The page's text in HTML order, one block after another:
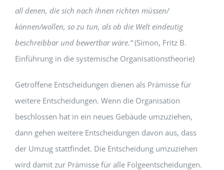
all denen, die sich nach ihnen richten müssen/
können/wollen, so zu tun, als ob die Welt eindeutig
beschreibbar und bewertbar wäre.“(Simon, Fritz B.
Einführung in die systemische Organisationstheorie)
Getroffene Entscheidungen dienen als Prämisse für
weitere Entscheidungen. Wenn die Organisation
beschlossen hat in ein neues Gebäude umzuziehen,
dann gehen weitere Entscheidungen davon aus, dass
der Umzug stattfindet. Die Entscheidung umzuziehen
wird damit zur Prämisse für alle Folgeentscheidungen.